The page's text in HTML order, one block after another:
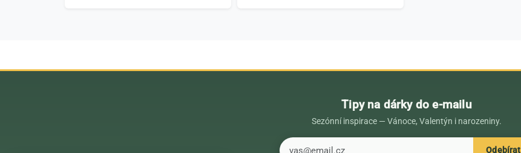
Tipy na dárky do e-mailu
Sezónní inspirace — Vánoce, Valentýn i narozeniny.
Odebírat